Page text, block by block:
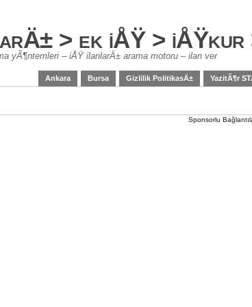
> ek iÅŸ > iÅŸkur
yÃ¶ntemleri – iÅŸ ilanlarÄ± arama motoru – ilan ver
Ankara Bursa Gizlilik PolitikasÄ± YazitÃ¶r
Sponsorlu